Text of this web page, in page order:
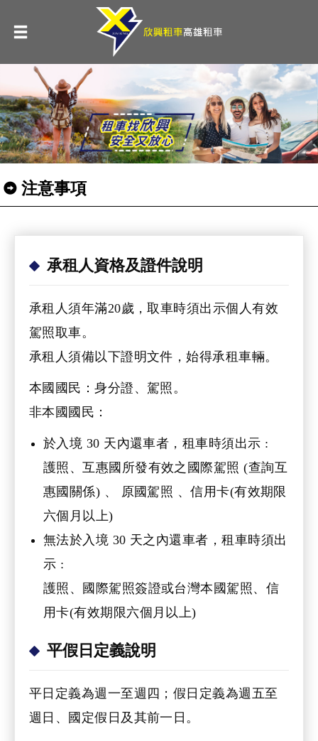
注意事項
承租人資格及證件說明
承租人須年滿20歲，取車時須出示個人有效
駕照取車。
承租人須備以下證明文件，始得承租車輛。
本國國民：身分證、駕照。
非本國國民：
於入境 30 天內還車者，租車時須出示 :
護照、互惠國所發有效之國際駕照 (查詢互
惠國關係) 、 原國駕照 、信用卡(有效期限
六個月以上)
無法於入境 30 天之內還車者，租車時須出
示 :
護照、國際駕照簽證或台灣本國駕照、信
用卡(有效期限六個月以上)
平假日定義說明
平日定義為週一至週四；假日定義為週五至
週日、國定假日及其前一日。